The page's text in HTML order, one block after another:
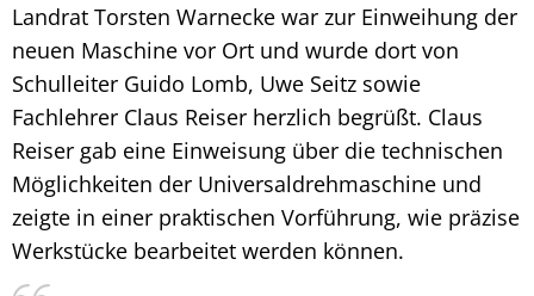
Landrat Torsten Warnecke war zur Einweihung der
neuen Maschine vor Ort und wurde dort von
Schulleiter Guido Lomb, Uwe Seitz sowie
Fachlehrer Claus Reiser herzlich begrüßt. Claus
Reiser gab eine Einweisung über die technischen
Möglichkeiten der Universaldrehmaschine und
zeigte in einer praktischen Vorführung, wie präzise
Werkstücke bearbeitet werden können.